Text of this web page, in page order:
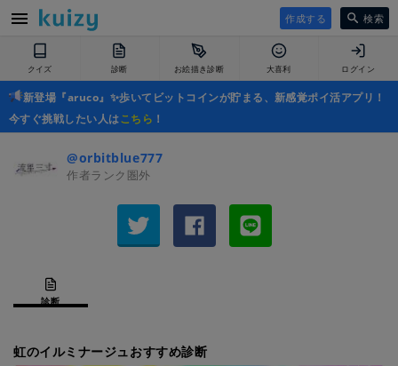
作成する 検索
クイズ 診断 お絵描き診断 大喜利 ログイン
新登場『aruco』✨歩いてビットコインが貯まる、新感覚ポイ活アプリ！
今すぐ挑戦したい人はこちら ！
@orbitblue777
作者ランク圏外
診断
虹のイルミナージュおすすめ診断